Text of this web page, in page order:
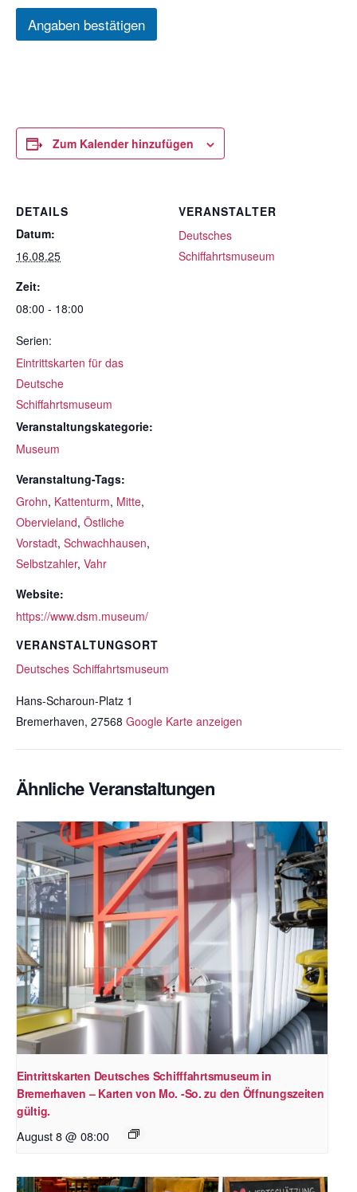
Angaben bestätigen
Zum Kalender hinzufügen
DETAILS
Datum:
16.08.25
Zeit:
08:00 - 18:00
Serien:
Eintrittskarten für das
Deutsche
Schiffahrtsmuseum
Veranstaltungskategorie:
Museum
Veranstaltung-Tags:
Grohn, Kattenturm, Mitte,
Obervieland, Östliche
Vorstadt, Schwachhausen,
Selbstzahler, Vahr
Website:
https://www.dsm.museum/
VERANSTALTUNGSORT
Deutsches Schiffahrtsmuseum
Hans-Scharoun-Platz 1
Bremerhaven, 27568 Google Karte anzeigen
VERANSTALTER
Deutsches
Schiffahrtsmuseum
Ähnliche Veranstaltungen
Eintrittskarten Deutsches Schifffahrtsmuseum in
Bremerhaven – Karten von Mo. -So. zu den Öffnungszeiten
gültig.
August 8 @ 08:00